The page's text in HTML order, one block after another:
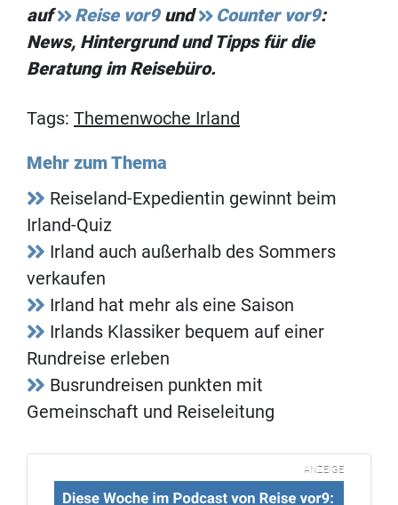
auf
Reise vor9und Counter vor9:
News, Hintergrund und Tipps für die
Beratung im Reisebüro.
Tags: Themenwoche Irland
Mehr zum Thema
Reiseland-Expedientin gewinnt beim
Irland-Quiz
Irland auch außerhalb des Sommers
verkaufen
Irland hat mehr als eine Saison
Irlands Klassiker bequem auf einer
Rundreise erleben
Busrundreisen punkten mit
Gemeinschaft und Reiseleitung
ANZEIGE